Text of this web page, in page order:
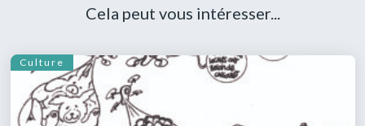
Cela peut vous intéresser...
Culture